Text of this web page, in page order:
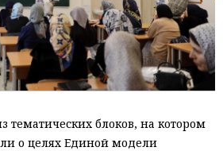
тематических блоков, на котором
о целях Единой модели